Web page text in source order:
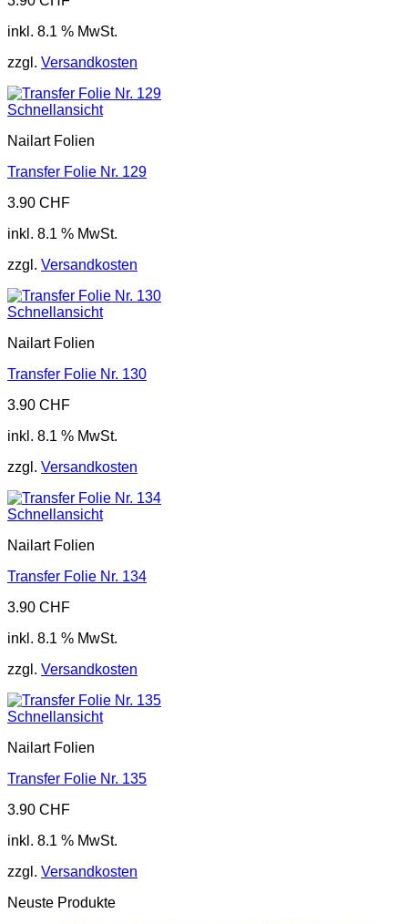
inkl. 8.1 % MwSt.
zzgl. Versandkosten
Schnellansicht
Nailart Folien
Transfer Folie Nr. 129
3.90 CHF
inkl. 8.1 % MwSt.
zzgl. Versandkosten
Schnellansicht
Nailart Folien
Transfer Folie Nr. 130
3.90 CHF
inkl. 8.1 % MwSt.
zzgl. Versandkosten
Schnellansicht
Nailart Folien
Transfer Folie Nr. 134
3.90 CHF
inkl. 8.1 % MwSt.
zzgl. Versandkosten
Schnellansicht
Nailart Folien
Transfer Folie Nr. 135
3.90 CHF
inkl. 8.1 % MwSt.
zzgl. Versandkosten
Neuste Produkte